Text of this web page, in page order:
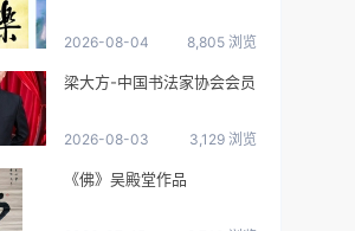
2026-08-04 8,805 浏览
梁大方-中国书法家协会会员
2026-08-03 3,129 浏览
《佛》吴殿堂作品